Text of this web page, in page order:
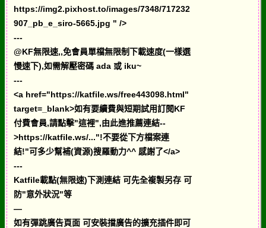
https://img2.pixhost.to/images/7348/717232
907_pb_e_siro-5665.jpg " />
---
@KF無限速,,免會員單檔無限制下載速度(一樣選
慢速下),如需解壓密碼 ada 或 iku~
---
<a href="https://katfile.ws/free443098.html"
target=_blank>如有要續費與短期試用訂閱KF
付費會員,請點擊"這裡",由此進推薦連結--
>https://katfile.ws/..."!不要從下方檔案連
結!"可多少幫補(資源)搜羅動力^^ 感謝了</a>
---
Katfile載點(無限速)下測連結 可先全複製另存 可
防"意外狀況"等
—
如有彈跳廣告頁面 可安裝擋廣告的擴充插件即可